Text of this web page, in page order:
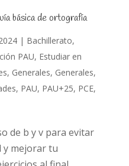
básica de ortografía
| Bachillerato,
PAU, Estudiar en
, Generales, Generales,
, PAU, PAU+25, PCE,
de b y v para evitar
y mejorar tu